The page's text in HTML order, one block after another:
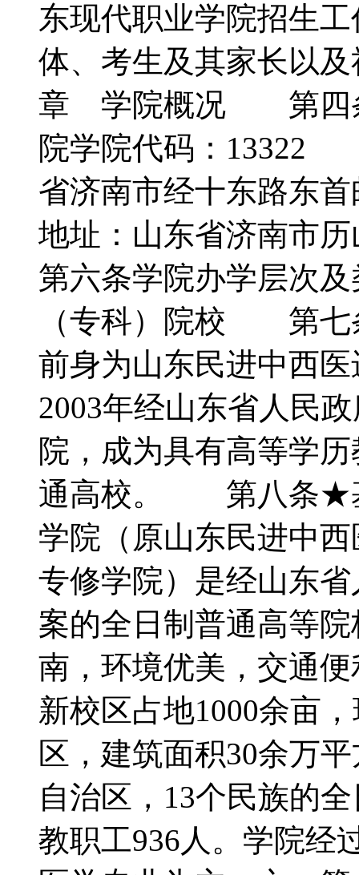
东现代职业学院招生
体、考生及其家长以
章 学院概况 第四条
院学院代码：13322
省济南市经十东路东
地址：山东省济南市
第六条学院办学层次
（专科）院校 第七
前身为山东民进中西
2003年经山东省人民
院，成为具有高等学
通高校。 第八条★
学院（原山东民进中
专修学院）是经山东
案的全日制普通高等
南，环境优美，交通
新校区占地1000余亩
区，建筑面积30余万
自治区，13个民族的
教职工936人。学院经